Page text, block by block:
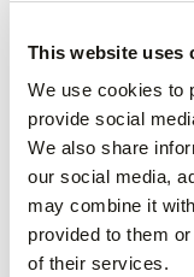
This website uses
We use cookies to
provide social
We also share
our social media,
may combine it
provided to them
of their services.